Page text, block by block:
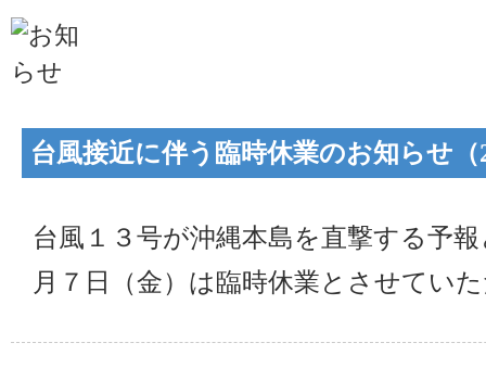
台風接近に伴う臨時休業のお知らせ（
台風１３号が沖縄本島を直撃する予
月７日（金）は臨時休業とさせてい